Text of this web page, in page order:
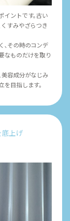
イントです。古い
すみやざらつき
、その時のコンデ
なものだけを取り
美容成分がなじみ
目指します。
底上げ